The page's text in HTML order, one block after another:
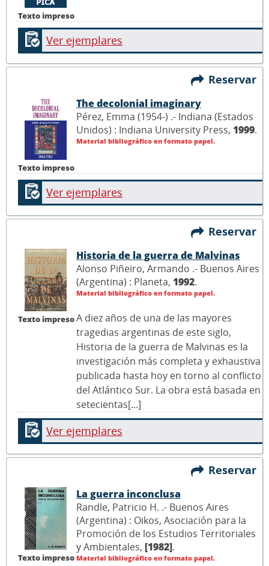
Texto impreso
Ver ejemplares
Reservar
Texto impreso
The decolonial imaginary
Pérez, Emma (1954-) .- Indiana (Estados
Unidos) : Indiana University Press, 1999.
Material bibliográfico en formato papel.
Ver ejemplares
Reservar
Texto impreso
Historia de la guerra de Malvinas
Alonso Piñeiro, Armando .- Buenos Aires
(Argentina) : Planeta, 1992.
Material bibliográfico en formato papel.
A diez años de una de las mayores
tragedias argentinas de este siglo,
Historia de la guerra de Malvinas es la
investigación más completa y exhaustiva
publicada hasta hoy en torno al conflicto
del Atlántico Sur. La obra está basada en
setecientas[...]
Ver ejemplares
Reservar
Texto impreso
La guerra inconclusa
Randle, Patricio H. .- Buenos Aires
(Argentina) : Oikos, Asociación para la
Promoción de los Estudios Territoriales
y Ambientales, [1982].
Material bibliográfico en formato papel.